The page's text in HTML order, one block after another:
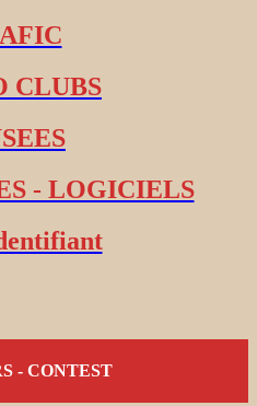
CLUBS
- LOGICIELS
- CONTEST